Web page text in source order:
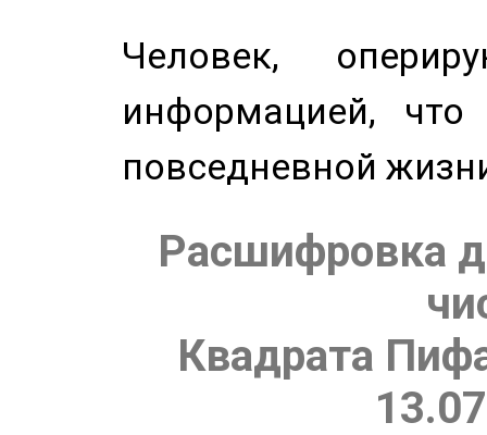
Человек,
информацией,
повседневной
Расшифровка
Квадрата